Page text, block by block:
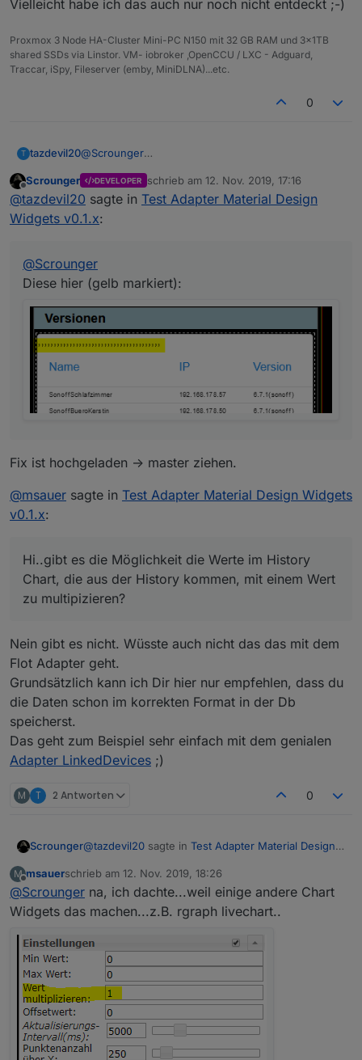
Vielleicht habe ich das auch nur noch nicht entdeckt ;-)
Proxmox 3 Node HA-Cluster Mini-PC N150 mit 32 GB RAM und 3x1TB
shared SSDs via Linstor. VM- iobroker ,OpenCCU / LXC - Adguard,
Traccar, iSpy, Fileserver (emby, MiniDLNA)...etc.
0
T tazdevil20@Scrounger
Offline
Scrounger DEVELOPER schrieb am 12. Nov. 2019, 17:16
zuletzt editiert von
@tazdevil20 sagte in Test Adapter Material Design
Widgets v0.1.x:
@Scrounger
Diese hier (gelb markiert):
Fix ist hochgeladen -> master ziehen.
@msauer sagte in Test Adapter Material Design Widgets
v0.1.x:
Hi..gibt es die Möglichkeit die Werte im History
Chart, die aus der History kommen, mit einem Wert
zu multipizieren?
Nein gibt es nicht. Wüsste auch nicht das das mit dem
Flot Adapter geht.
Grundsätzlich kann ich Dir hier nur empfehlen, dass du
die Daten schon im korrekten Format in der Db
speicherst.
Das geht zum Beispiel sehr einfach mit dem genialen
Adapter LinkedDevices ;)
M T 2 Antworten 0
Scrounger@tazdevil20 sagte in Test Adapter Material Design
@
Scrounger
Diese hier (gelb markiert):
Fix ist hochgeladen -> master ziehen.
@msauersagte inTest Adapter Material Design
Widgets v0.1.x:
Hi..gibt es die Möglichkeit die Werte im History
Chart, die aus der History kommen, mit einem
Wert zu multipizieren?
Nein gibt es nicht. Wüsste auch nicht das das mit
dem Flot Adapter geht.
Grundsätzlich kann ich Dir hier nur empfehlen, dass
M
Offline
msauerschrieb am 12. Nov. 2019, 18:26
zuletzt editiert von
@Scrounger na, ich dachte...weil einige andere Chart
Widgets das machen...z.B. rgraph livechart..